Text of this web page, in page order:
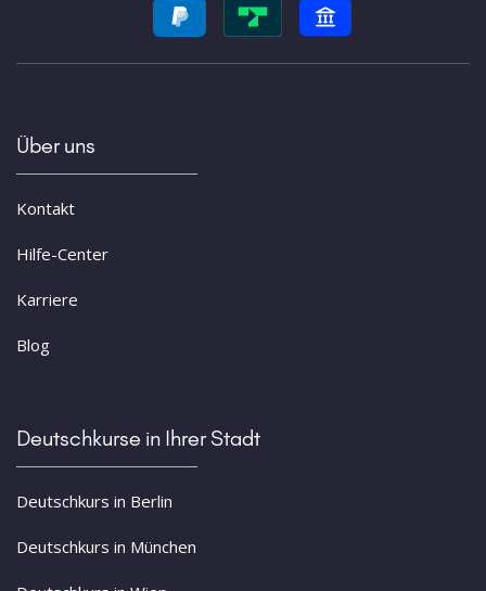
Über uns
Kontakt
Hilfe-Center
Karriere
Blog
Deutschkurse in Ihrer Stadt
Deutschkurs in Berlin
Deutschkurs in München